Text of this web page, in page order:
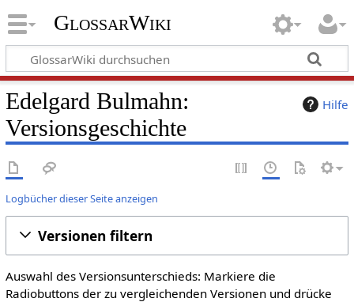
GlossarWiki
Hilfe
Edelgard Bulmahn:
Versionsgeschichte
Logbücher dieser Seite anzeigen
Versionen filtern
Auswahl des Versionsunterschieds: Markiere die
Radiobuttons der zu vergleichenden Versionen und drücke